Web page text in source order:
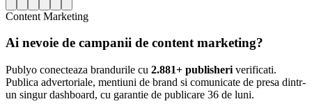
Content Marketing
Ai nevoie de campanii de content marketing?
Publyo conecteaza brandurile cu 2.881+ publisheri verificati.
Publica advertoriale, mentiuni de brand si comunicate de presa dintr-
un singur dashboard, cu garantie de publicare 36 de luni.